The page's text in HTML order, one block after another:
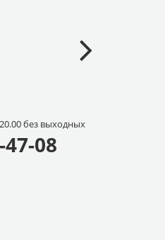
без выходных
47-08